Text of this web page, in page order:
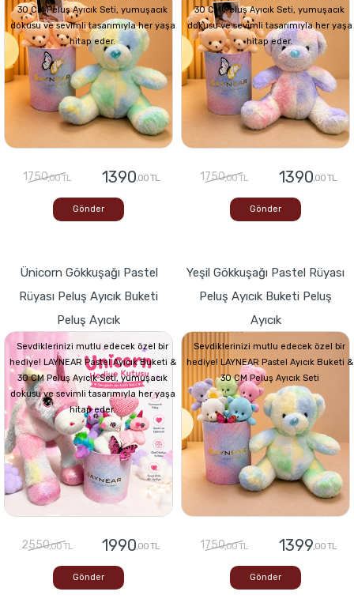
30 CM Peluş Ayıcık Seti, yumuşacık
dokusu ve sevimli tasarımıyla her yaşa
hitap eder.
1750,00 TL 1390,00 TL
Gönder
30 CM Peluş Ayıcık Seti, yumuşacık
dokusu ve sevimli tasarımıyla her yaşa
hitap eder.
1750,00 TL 1390,00 TL
Gönder
Ünicorn Gökkuşağı Pastel
Rüyası Peluş Ayıcık Buketi
Peluş Ayıcık
Sevdiklerinizi mutlu edecek özel bir
hediye! LAYNEAR Pastel Ayıcık Buketi &
30 CM Peluş Ayıcık Seti, yumuşacık
dokusu ve sevimli tasarımıyla her yaşa
hitap eder.
2550,00 TL 1990,00 TL
Gönder
Yeşil Gökkuşağı Pastel Rüyası
Peluş Ayıcık Buketi Peluş
Ayıcık
Sevdiklerinizi mutlu edecek özel bir
hediye! LAYNEAR Pastel Ayıcık Buketi &
30 CM Peluş Ayıcık Seti
1750,00 TL 1399,00 TL
Gönder